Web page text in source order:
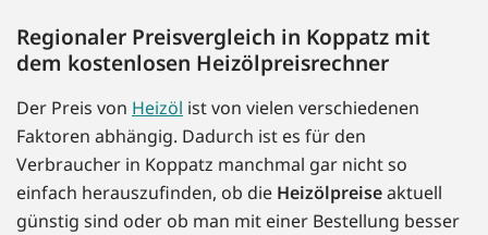
Regionaler Preisvergleich in Koppatz mit
dem kostenlosen Heizölpreisrechner
Der Preis von Heizöl ist von vielen verschiedenen
Faktoren abhängig. Dadurch ist es für den
Verbraucher in Koppatz manchmal gar nicht so
einfach herauszufinden, ob die Heizölpreiseaktuell
günstig sind oder ob man mit einer Bestellung besser